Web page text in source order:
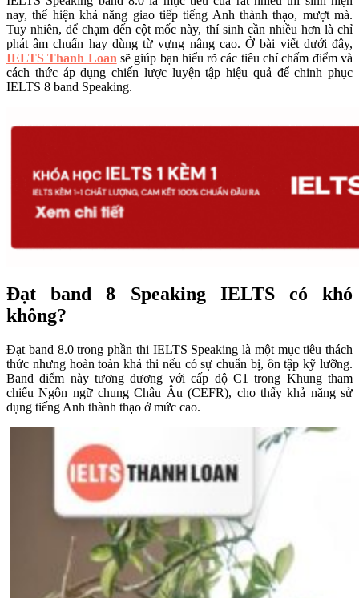
nay, thể hiện khả năng giao tiếp tiếng Anh thành thạo, mượt mà.
Tuy nhiên, để chạm đến cột mốc này, thí sinh cần nhiều hơn là chỉ
phát âm chuẩn hay dùng từ vựng nâng cao. Ở bài viết dưới đây,
IELTS Thanh Loan sẽ giúp bạn hiểu rõ các tiêu chí chấm điểm và
cách thức áp dụng chiến lược luyện tập hiệu quả để chinh phục
IELTS 8 band Speaking.
Đạt band 8 Speaking IELTS có khó
không?
​Đạt band 8.0 trong phần thi IELTS Speaking là một mục tiêu thách
thức nhưng hoàn toàn khả thi nếu có sự chuẩn bị, ôn tập kỹ lưỡng.
Band điểm này tương đương với cấp độ C1 trong Khung tham
chiếu Ngôn ngữ chung Châu Âu (CEFR), cho thấy khả năng sử
dụng tiếng Anh thành thạo ở mức cao.